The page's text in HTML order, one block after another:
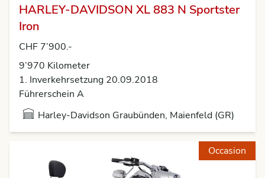
HARLEY-DAVIDSON XL 883 N Sportster
Iron
CHF 7’900.-
9’970 Kilometer
1. Inverkehrsetzung 20.09.2018
Führerschein A
Harley-Davidson Graubünden, Maienfeld (GR)
Occasion